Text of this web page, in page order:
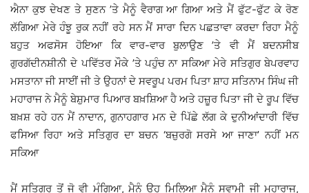
ਐਨਾ ਕੁਝ ਦੇਖਣ ਤੇ ਸੁਣਨ ’ਤੇ ਮੈਨੂੰ ਵੈਰਾਗ ਆ ਗਿਆ ਅਤੇ ਮੈਂ ਫੁੱਟ-ਫੁੱਟ ਕੇ ਰੋਣ
ਲੱਗਿਆ ਮੇਰੇ ਹੰਝੂ ਰੁਕ ਨਹੀਂ ਰਹੇ ਸਨ ਮੈਂ ਸਾਰਾ ਦਿਨ ਪਛਤਾਵਾ ਕਰਦਾ ਰਿਹਾ ਮੈਨੂੰ
ਬਹੁਤ ਅਫਸੋਸ ਹੋਇਆ ਕਿ ਵਾਰ-ਵਾਰ ਬੁਲਾਉਣ ’ਤੇ ਵੀ ਮੈਂ ਬਦਨਸੀਬ
ਗੁਰਗੱਦੀਨਸ਼ੀਨੀ ਦੇ ਪਵਿੱਤਰ ਮੌਕੇ ’ਤੇ ਪਹੁੰਚ ਨਾ ਸਕਿਆ ਮੇਰੇ ਸਤਿਗੁਰ ਬੇਪਰਵਾਹ
ਮਸਤਾਨਾ ਜੀ ਸਾਈਂ ਜੀ ਤੇ ਉਹਨਾਂ ਦੇ ਸਵਰੂਪ ਪਰਮ ਪਿਤਾ ਸ਼ਾਹ ਸਤਿਨਾਮ ਸਿੰਘ ਜੀ
ਮਹਾਰਾਜ ਨੇ ਮੈਨੂੰ ਬੇਸ਼ੁਮਾਰ ਪਿਆਰ ਬਖ਼ਸ਼ਿਆ ਹੈ ਅਤੇ ਹਜ਼ੂਰ ਪਿਤਾ ਜੀ ਦੇ ਰੂਪ ਵਿੱਚ
ਬਖ਼ਸ਼ ਰਹੇ ਹਨ ਮੈਂ ਨਾਦਾਨ, ਗੁਨਾਹਗਾਰ ਮਨ ਦੇ ਪਿੱਛੇ ਲੱਗ ਕੇ ਦੁਨੀਆਂਦਾਰੀ ਵਿੱਚ
ਫਸਿਆ ਰਿਹਾ ਅਤੇ ਸਤਿਗੁਰ ਦਾ ਬਚਨ ‘ਬਜ਼ੁਰਗੋ ਸਰਸੇ ਆ ਜਾਣਾ’ ਨਹੀਂ ਮਨ
ਸਕਿਆ
ਮੈਂ ਸਤਿਗੁਰ ਤੋਂ ਜੋ ਵੀ ਮੰਗਿਆ, ਮੈਨੂੰ ਉਹ ਮਿਲਿਆ ਮੈਨੂੰ ਸਵਾਮੀ ਜੀ ਮਹਾਰਾਜ,